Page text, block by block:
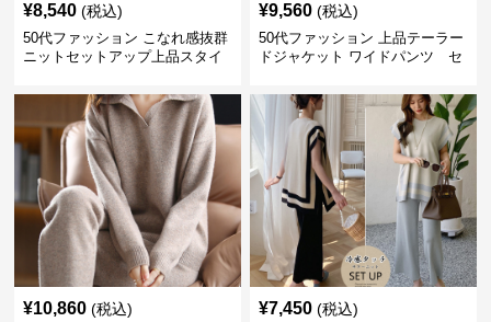
¥8,540 (税込)
50代ファッション こなれ感抜群
ニットセットアップ上品スタイ
¥9,560 (税込)
50代ファッション 上品テーラー
ドジャケット ワイドパンツ セ
¥10,860 (税込) ¥7,450 (税込)